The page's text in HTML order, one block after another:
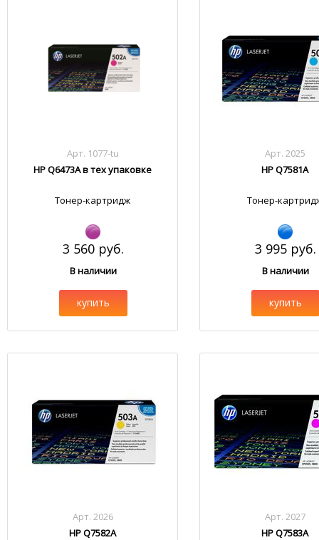
Арт. 1077-tu
HP Q6473A в тех упаковке
Тонер-картридж
3 560 руб.
В наличии
купить
Арт. 2025
HP Q7581A
Тонер-
3 995 руб.
В наличии
купить
Арт. 2026
HP Q7582A
Арт. 2027
HP Q7583A